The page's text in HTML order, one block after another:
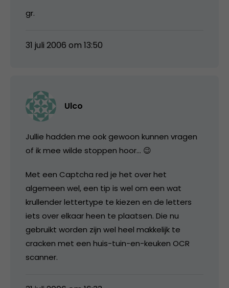
gr.
31 juli 2006 om 13:50
Ulco
Jullie hadden me ook gewoon kunnen vragen
of ik mee wilde stoppen hoor… 😉
Met een Captcha red je het over het
algemeen wel, een tip is wel om een wat
krullender lettertype te kiezen en de letters
iets over elkaar heen te plaatsen. Die nu
gebruikt worden zijn wel heel makkelijk te
cracken met een huis-tuin-en-keuken OCR
scanner.